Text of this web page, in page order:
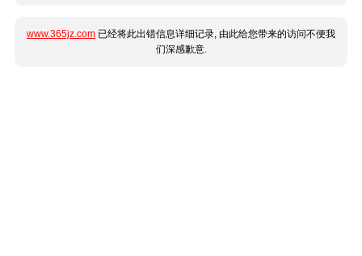
www.365jz.com 已经将此出错信息详细记录, 由此给您带来的访问不便我
们深感歉意.